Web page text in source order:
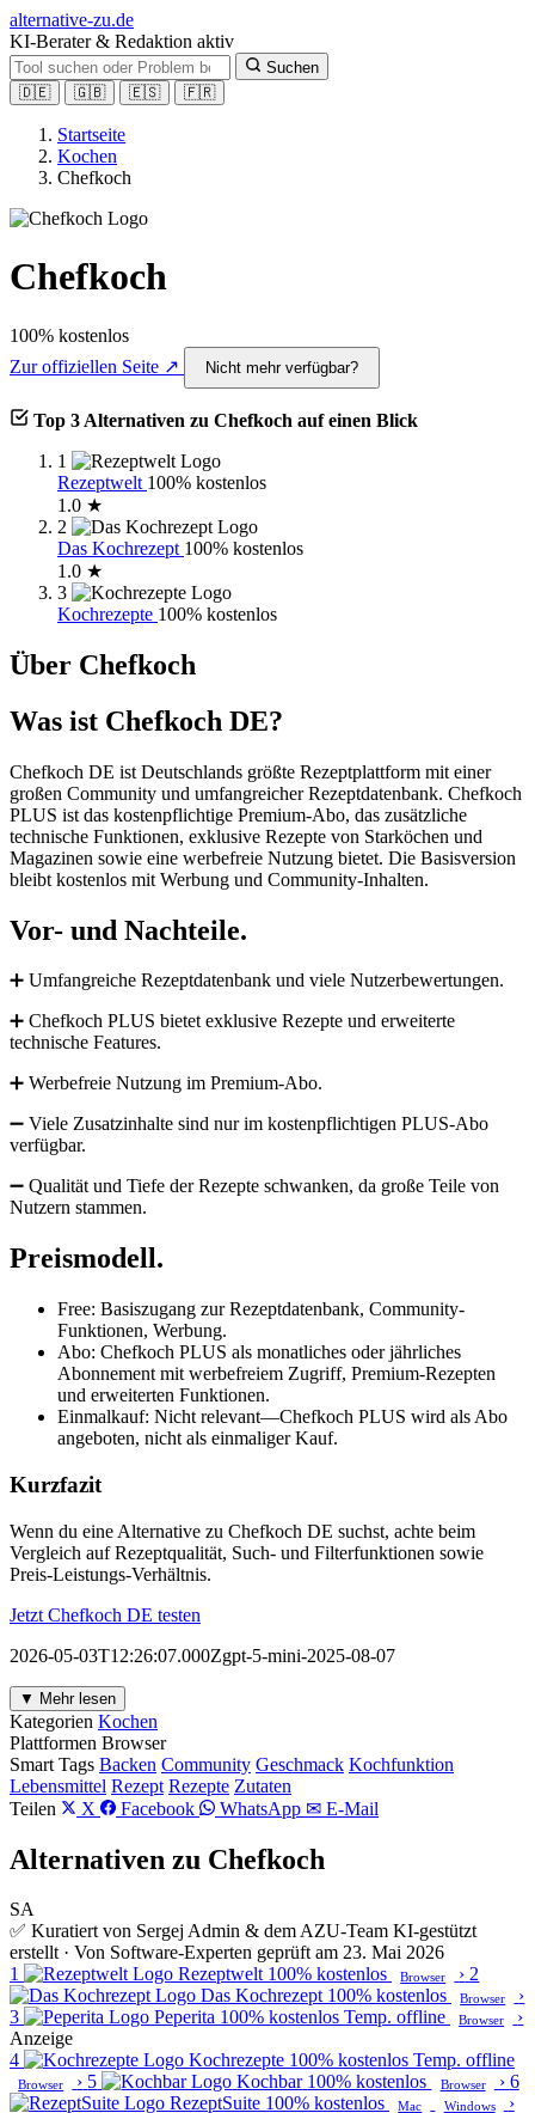
alternative-zu.de
KI-Berater & Redaktion aktiv
Suchen
🇩🇪
🇬🇧 🇪🇸 🇫🇷
Startseite
Kochen
Chefkoch
Chefkoch
100% kostenlos
Zur offiziellen Seite ↗
Nicht mehr verfügbar?
Top 3 Alternativen zu Chefkoch auf einen Blick
1
Rezeptwelt 100% kostenlos
1.0 ★
2
Das Kochrezept 100% kostenlos
1.0 ★
3
Kochrezepte 100% kostenlos
Über Chefkoch
Was ist Chefkoch DE?
Chefkoch DE ist Deutschlands größte Rezeptplattform mit einer
großen Community und umfangreicher Rezeptdatenbank. Chefkoch
PLUS ist das kostenpflichtige Premium-Abo, das zusätzliche
technische Funktionen, exklusive Rezepte von Starköchen und
Magazinen sowie eine werbefreie Nutzung bietet. Die Basisversion
bleibt kostenlos mit Werbung und Community-Inhalten.
Vor- und Nachteile.
➕ Umfangreiche Rezeptdatenbank und viele Nutzerbewertungen.
➕ Chefkoch PLUS bietet exklusive Rezepte und erweiterte
technische Features.
➕ Werbefreie Nutzung im Premium-Abo.
➖ Viele Zusatzinhalte sind nur im kostenpflichtigen PLUS-Abo
verfügbar.
➖ Qualität und Tiefe der Rezepte schwanken, da große Teile von
Nutzern stammen.
Preismodell.
Free: Basiszugang zur Rezeptdatenbank, Community-
Funktionen, Werbung.
Abo: Chefkoch PLUS als monatliches oder jährliches
Abonnement mit werbefreiem Zugriff, Premium-Rezepten
und erweiterten Funktionen.
Einmalkauf: Nicht relevant—Chefkoch PLUS wird als Abo
angeboten, nicht als einmaliger Kauf.
Kurzfazit
Wenn du eine Alternative zu Chefkoch DE suchst, achte beim
Vergleich auf Rezeptqualität, Such- und Filterfunktionen sowie
Preis-Leistungs-Verhältnis.
Jetzt Chefkoch DE testen
2026-05-03T12:26:07.000Zgpt-5-mini-2025-08-07
▼ Mehr lesen
Kategorien Kochen
Plattformen Browser
Smart Tags Backen Community Geschmack Kochfunktion
Lebensmittel Rezept Rezepte Zutaten
Teilen
X Facebook WhatsApp ✉ E-Mail
Alternativen zu Chefkoch
SA
✅ Kuratiert von Sergej Admin & dem AZU-Team KI-gestützt
erstellt · Von Software-Experten geprüft am 23. Mai 2026
1
Rezeptwelt 100% kostenlos Browser › 2
Das Kochrezept 100% kostenlos Browser
›
3
Peperita 100% kostenlos Temp. offline Browser
›
Anzeige
4
Kochrezepte 100% kostenlos Temp. offline
Browser › 5 Kochbar 100% kostenlos Browser › 6
RezeptSuite 100% kostenlos Mac Windows
›